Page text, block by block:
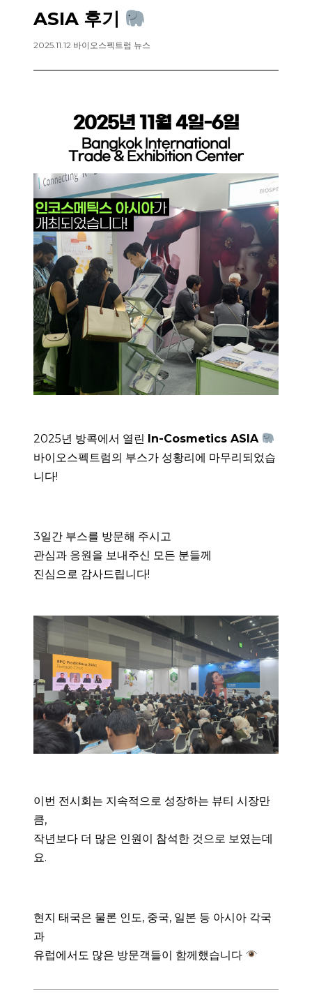
ASIA 후기
2025.11.12 바이오스펙트럼 뉴스
2025년 방콕에서 열린 In-Cosmetics ASIA
바이오스펙트럼의 부스가 성황리에 마무리되었습
니다!
3일간 부스를 방문해 주시고
관심과 응원을 보내주신 모든 분들께
진심으로 감사드립니다!
이번 전시회는 지속적으로 성장하는 뷰티 시장만
큼,
작년보다 더 많은 인원이 참석한 것으로 보였는데
요.
현지 태국은 물론 인도, 중국, 일본 등 아시아 각국
과
유럽에서도 많은 방문객들이 함께했습니다